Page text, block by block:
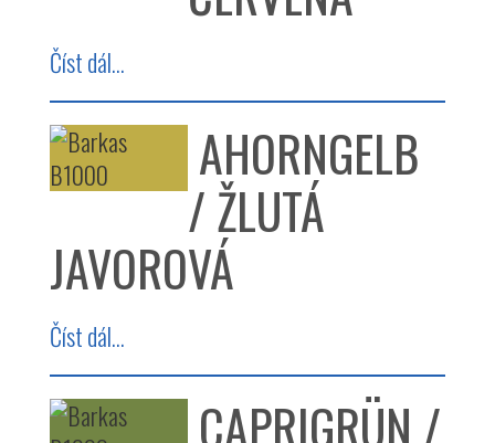
Číst dál...
AHORNGELB
/ ŽLUTÁ
JAVOROVÁ
Číst dál...
CAPRIGRÜN /